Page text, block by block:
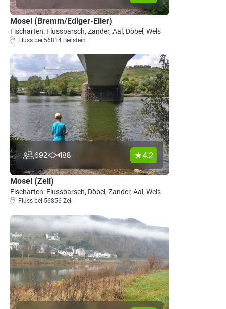
Mosel (Bremm/Ediger-Eller)
Fischarten: Flussbarsch, Zander, Aal, Döbel, Wels
Fluss bei 56814 Beilstein
692 188 4.2
Mosel (Zell)
Fischarten: Flussbarsch, Döbel, Zander, Aal, Wels
Fluss bei 56856 Zell